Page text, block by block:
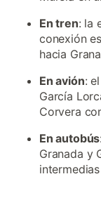
En tren: la
conexión
hacia
En avión:
García
Corvera
En autobús
Granada y